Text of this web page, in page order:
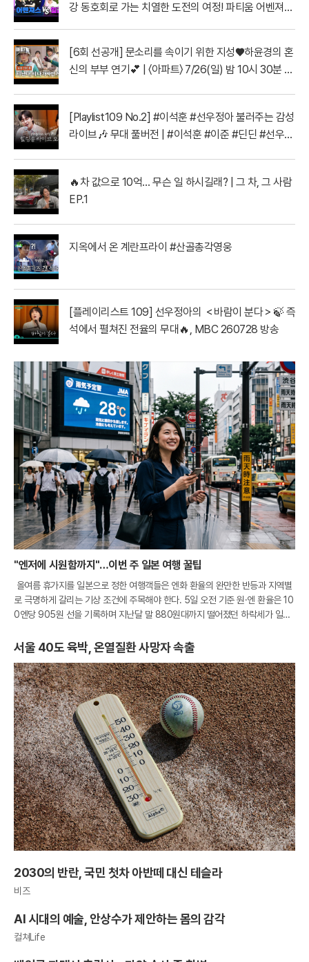
강 동호회로 가는 치열한 도전의 여정! 파티움 어벤져스
[6회 선공개] 문소리를 속이기 위한 지성♥하윤경의 혼
신의 부부 연기💕 | 〈아파트〉 7/26(일) 밤 10시 30분 방
[Playlist109 No.2] #이석훈 #선우정아 불러주는 감성
라이브🎶 무대 풀버전 | #이석훈 #이준 #딘딘 #선우정
🔥차 값으로 10억… 무슨 일 하시길래? | 그 차, 그 사람
EP.1
지옥에서 온 계란프라이 #산골총각영웅
[플레이리스트 109] 선우정아의 ＜바람이 분다＞🍃 즉
석에서 펼쳐진 전율의 무대🔥, MBC 260728 방송
"엔저에 시원함까지"…이번 주 일본 여행 꿀팁
올여름 휴가지를 일본으로 정한 여행객들은 엔화 환율의 완만한 반등과 지역별
로 극명하게 갈리는 기상 조건에 주목해야 한다. 5일 오전 기준 원·엔 환율은 10
0엔당 905원 선을 기록하며 지난달 말 880원대까지 떨어졌던 하락세가 일단
서울 40도 육박, 온열질환 사망자 속출
2030의 반란, 국민 첫차 아반떼 대신 테슬라
비즈
AI 시대의 예술, 안상수가 제안하는 몸의 감각
컬쳐Life